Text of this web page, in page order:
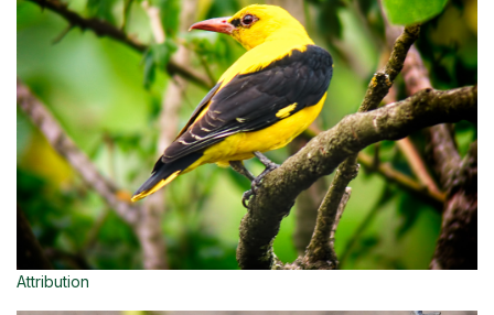
Attribution